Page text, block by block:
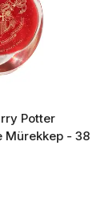
Potter
Mürekkep - 38